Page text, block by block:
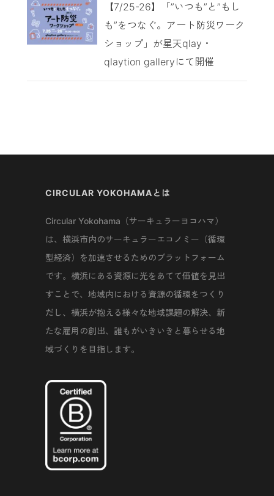
【7/25-26】「”いつも”と”もし
も”をつなぐ。アート防災ワーク
ショップ」が星天qlay・
qlaytion galleryにて開催
CIRCULAR YOKOHAMAとは
Circular Yokohama（サーキュラーヨコハマ）
は、横浜市内のサーキュラーエコノミー（循環
型経済）を加速させるためのプラットフォーム
です。横浜にある資源に光をあてて価値を見出
すことで、地域内における資源の循環をつくり
だし、横浜が抱える様々な地域課題の解決、新
たな雇用の創出、誰もがいきいきと暮らせる地
域づくりを目指します。